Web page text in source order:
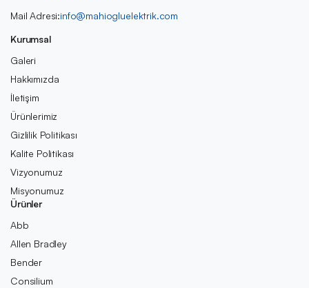
Mail Adresi:info@mahiogluelektrik.com
Kurumsal
Galeri
Hakkımızda
İletişim
Ürünlerimiz
Gizlilik Politikası
Kalite Politikası
Vizyonumuz
Misyonumuz
Ürünler
Abb
Allen Bradley
Bender
Consilium